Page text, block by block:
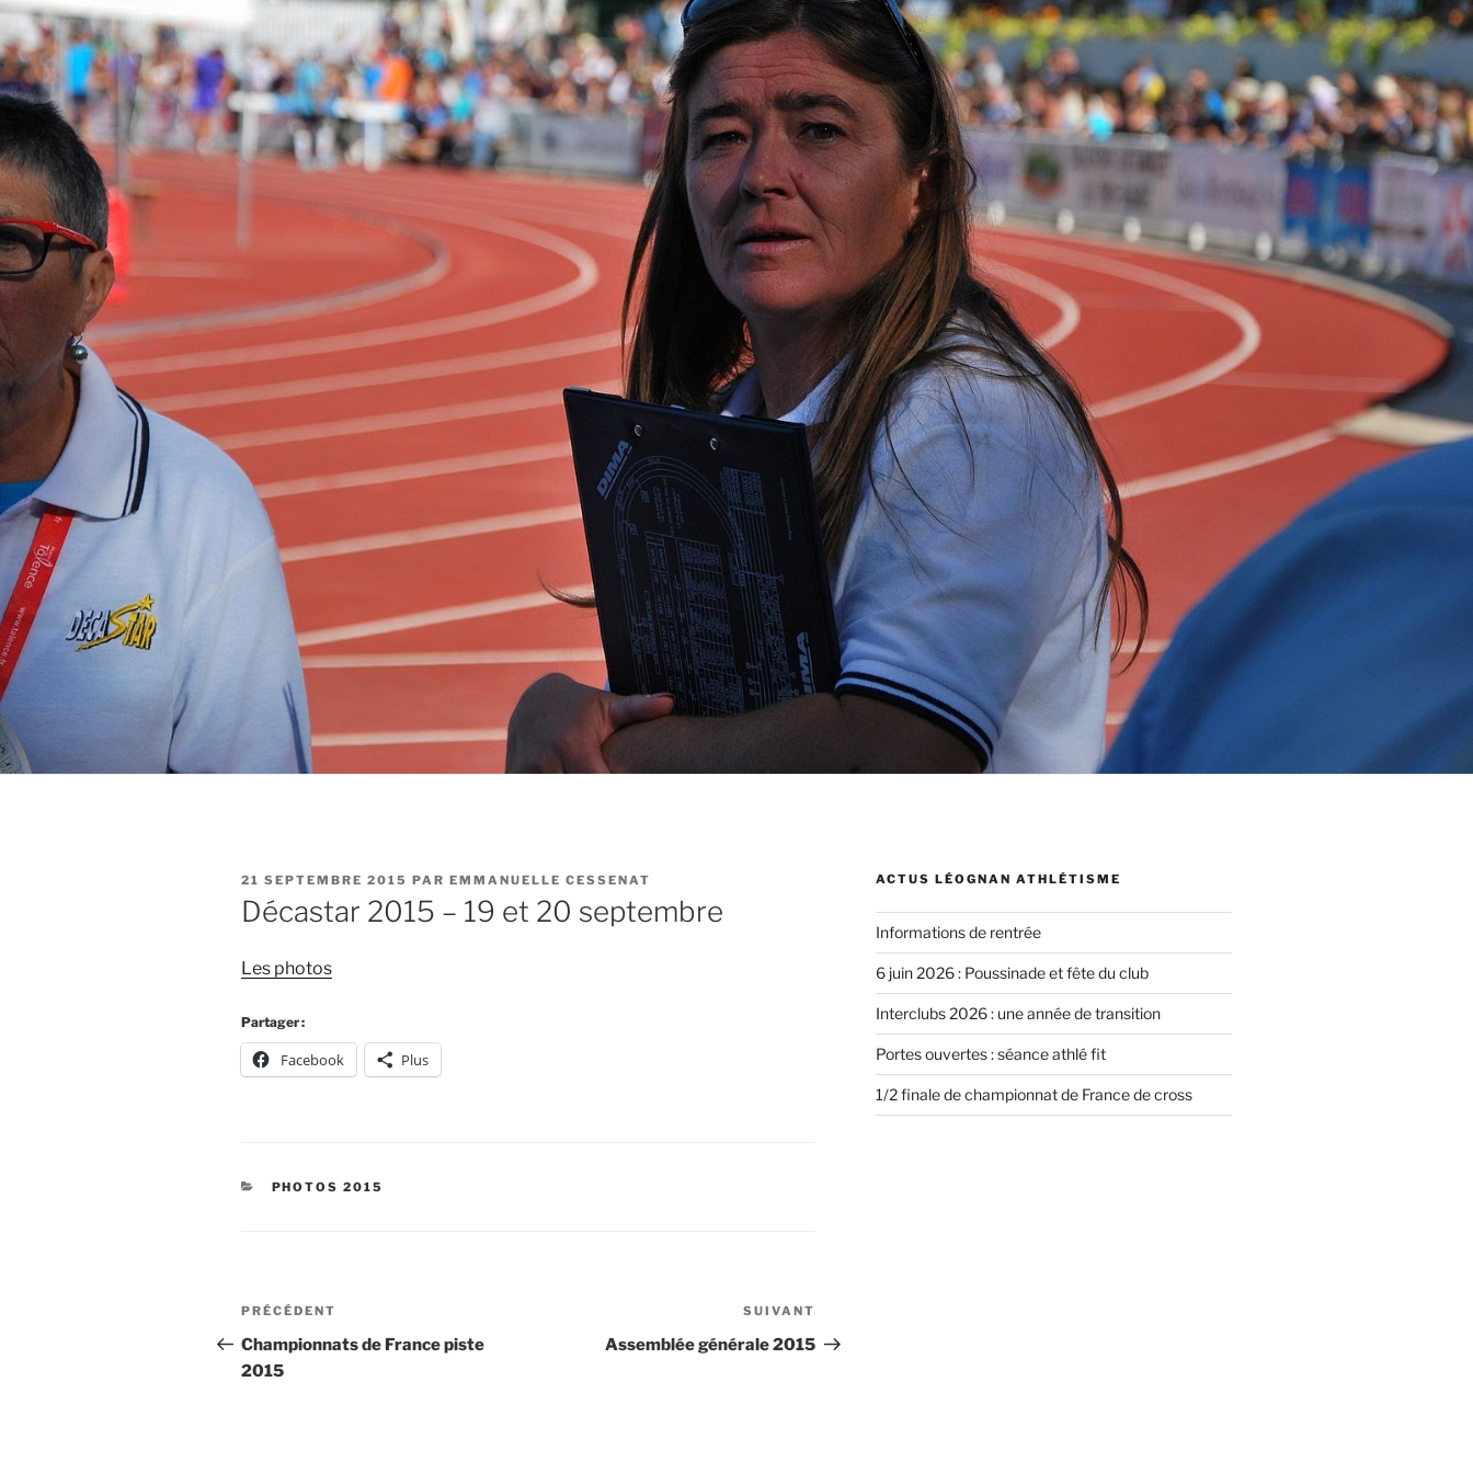
PUBLIÉ
LE
21 SEPTEMBRE 2015 PAR EMMANUELLE CESSENAT
Décastar 2015 – 19 et 20 septembre
Les photos
Partager :
Facebook Plus
CATÉGORIES
PHOTOS 2015
Navigation
de
l’article
Article
précédent
PRÉCÉDENT
Championnats de France piste
2015
suivant
SUIVANT
Assemblée générale 2015
ACTUS LÉOGNAN ATHLÉTISME
Informations de rentrée
6 juin 2026 : Poussinade et fête du club
Interclubs 2026 : une année de transition
Portes ouvertes : séance athlé fit
1/2 finale de championnat de France de cross